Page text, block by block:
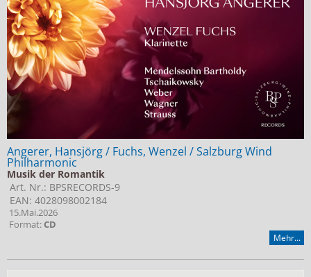
Angerer, Hansjörg / Fuchs, Wenzel / Salzburg Wind
Philharmonic
Musik der Romantik
Art. Nr.: BPSRECORDS-9
EAN: 4028098002184
15.Mai.2026
Format:CD
Mehr...